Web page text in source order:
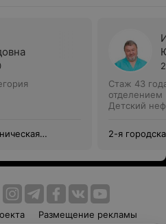
Стаж 43
отделением
Детский
2-я
Размещение рекламы